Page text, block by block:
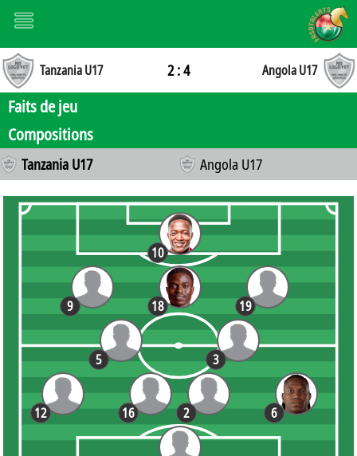
Tanzania U17 2 : 4 Angola U17
Faits de jeu
Compositions
Tanzania U17 Angola U17
3
5
6
9
10
12
18
2
16
19